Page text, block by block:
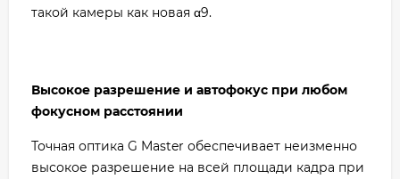
такой камеры как новая α9.
Высокое разрешение и автофокус при любом
фокусном расстоянии
Точная оптика G Master обеспечивает неизменно
высокое разрешение на всей площади кадра при